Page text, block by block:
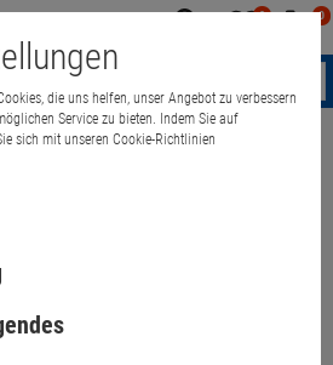
0 0
11,1 Quad Core
4GB ohne
die uns helfen, unser Angebot zu verbessern
Service zu bieten. Indem Sie auf
sich mit unseren Cookie-Richtlinien